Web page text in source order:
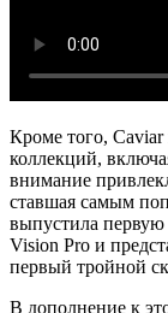
Кроме того,
коллекций,
внимание
ставшая самым
выпустила
Vision Pro и
первый тройной
В дополнение к